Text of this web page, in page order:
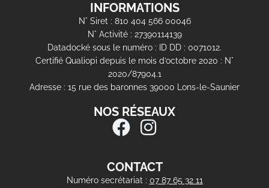
INFORMATIONS
N° Siret : 810 404 566 00046
N° Activité : 27390114139
Datadocké sous le numéro : ID DD : 0071012.
Certifié Qualiopi depuis le mois d’octobre 2020 : N°
2020/87904.1
Adresse : 15 rue des baronnes 39000 Lons-le-Saunier
NOS RÉSEAUX
CONTACT
Numéro secrétariat : 07 87 65 32 11